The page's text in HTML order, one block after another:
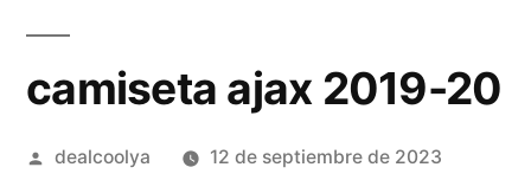
camiseta ajax 2019-20
Publicado
dealcoolya 12 de septiembre de 2023